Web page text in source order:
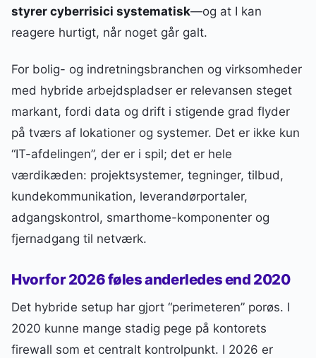
styrer cyberrisici systematisk—og at I kan
reagere hurtigt, når noget går galt.
For bolig- og indretningsbranchen og virksomheder
med hybride arbejdspladser er relevansen steget
markant, fordi data og drift i stigende grad flyder
på tværs af lokationer og systemer. Det er ikke kun
“IT-afdelingen”, der er i spil; det er hele
værdikæden: projektsystemer, tegninger, tilbud,
kundekommunikation, leverandørportaler,
adgangskontrol, smarthome-komponenter og
fjernadgang til netværk.
Hvorfor 2026 føles anderledes end 2020
Det hybride setup har gjort “perimeteren” porøs. I
2020 kunne mange stadig pege på kontorets
firewall som et centralt kontrolpunkt. I 2026 er